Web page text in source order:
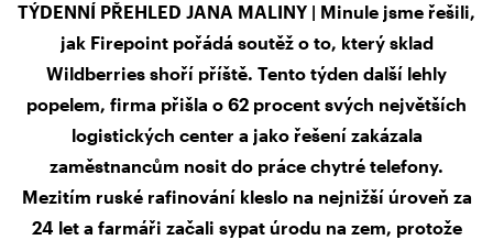
TÝDENNÍ PŘEHLED JANA MALINY | Minule jsme řešili,
jak Firepoint pořádá soutěž o to, který sklad
Wildberries shoří příště. Tento týden další lehly
popelem, firma přišla o 62 procent svých největších
logistických center a jako řešení zakázala
zaměstnancům nosit do práce chytré telefony.
Mezitím ruské rafinování kleslo na nejnižší úroveň za
24 let a farmáři začali sypat úrodu na zem, protože